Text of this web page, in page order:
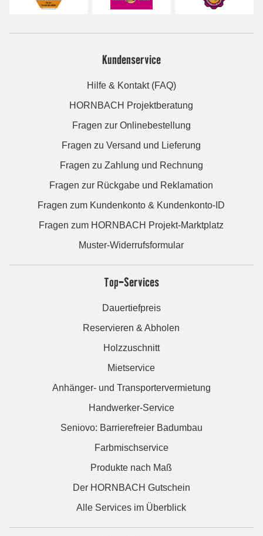
Kundenservice
Hilfe & Kontakt (FAQ)
HORNBACH Projektberatung
Fragen zur Onlinebestellung
Fragen zu Versand und Lieferung
Fragen zu Zahlung und Rechnung
Fragen zur Rückgabe und Reklamation
Fragen zum Kundenkonto & Kundenkonto-ID
Fragen zum HORNBACH Projekt-Marktplatz
Muster-Widerrufsformular
Top-Services
Dauertiefpreis
Reservieren & Abholen
Holzzuschnitt
Mietservice
Anhänger- und Transportervermietung
Handwerker-Service
Seniovo: Barrierefreier Badumbau
Farbmischservice
Produkte nach Maß
Der HORNBACH Gutschein
Alle Services im Überblick